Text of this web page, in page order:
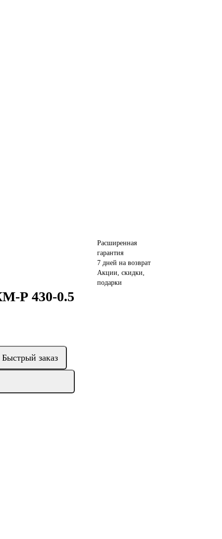
Р 430-0.5
Быстрый заказ
Расширенная
гарантия
7 дней на возврат
Акции, скидки,
подарки